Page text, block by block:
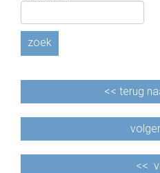
zoek
<< terug
<<